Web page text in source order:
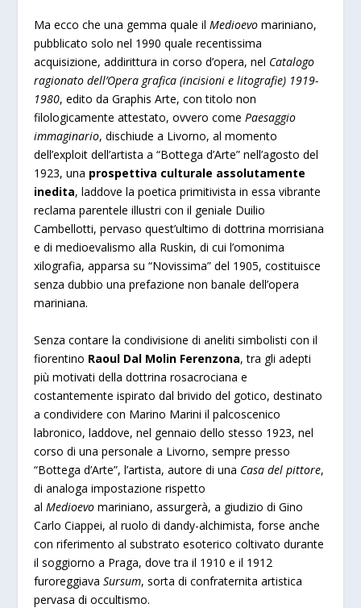
Ma ecco che una gemma quale ilMedioevo mariniano,
pubblicato solo nel 1990 quale recentissima
acquisizione, addirittura in corso d’opera, nel Catalogo
ragionato dell’Opera grafica (incisioni e litografie) 1919-
1980, edito da Graphis Arte, con titolo non
filologicamente attestato, ovvero comePaesaggio
immaginario, dischiude a Livorno, al momento
dell’exploit dell’artista a “Bottega d’Arte” nell’agosto del
1923, una prospettiva culturale assolutamente
inedita, laddove la poetica primitivista in essa vibrante
reclama parentele illustri con il geniale Duilio
Cambellotti, pervaso quest’ultimo di dottrina morrisiana
e di medioevalismo alla Ruskin, di cui l’omonima
xilografia, apparsa su “Novissima” del 1905, costituisce
senza dubbio una prefazione non banale dell’opera
mariniana.
Senza contare la condivisione di aneliti simbolisti con il
fiorentino Raoul Dal Molin Ferenzona, tra gli adepti
più motivati della dottrina rosacrociana e
costantemente ispirato dal brivido del gotico, destinato
a condividere con Marino Marini il palcoscenico
labronico, laddove, nel gennaio dello stesso 1923, nel
corso di una personale a Livorno, sempre presso
“Bottega d’Arte”, l’artista, autore di una Casa del pittore,
di analoga impostazione rispetto
alMedioevo mariniano, assurgerà, a giudizio di Gino
Carlo Ciappei, al ruolo di dandy-alchimista, forse anche
con riferimento al substrato esoterico coltivato durante
il soggiorno a Praga, dove tra il 1910 e il 1912
furoreggiavaSursum, sorta di confraternita artistica
pervasa di occultismo.